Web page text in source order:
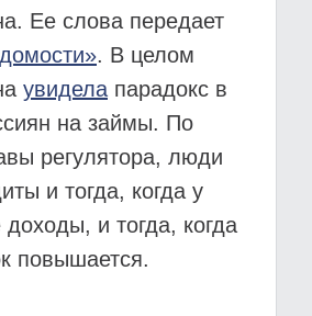
Ее слова передает
. В целом
увидела парадокс в
на займы. По
регулятора, люди
и тогда, когда у
доходы, и тогда, когда
повышается.